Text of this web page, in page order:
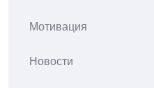
Мотивация
Новости